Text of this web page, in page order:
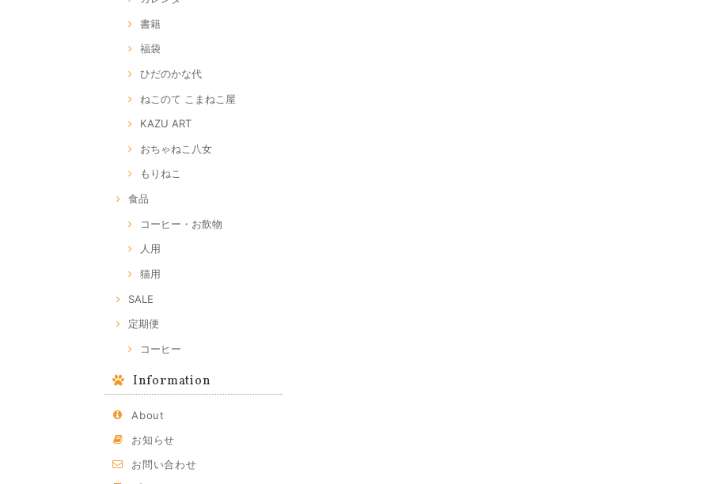
書籍
福袋
ひだのかな代
ねこのて こまねこ屋
KAZU ART
おちゃねこ八女
もりねこ
食品
コーヒー・お飲物
人用
猫用
SALE
定期便
コーヒー
Information
About
お知らせ
お問い合わせ